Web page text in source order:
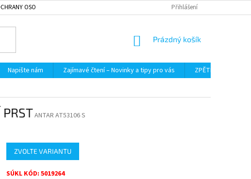
OSOBNÍCH ÚDAJŮ Přihlášení
NÁKUPNÍ
Prázdný košík
Napište nám Zajímavé čtení – Novinky a tipy pro vás
ZPĚTNÝ ODBĚR
ANTAR AT53106 S
ZVOLTE VARIANTU
SÚKL KÓD: 5019264